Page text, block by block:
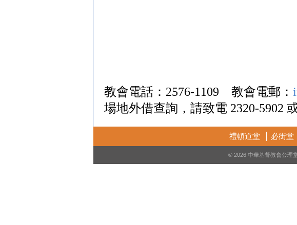
教會電話：2576-1109 教會電郵：
場地外借查詢 ， 請致電 2320-5902
禮頓道堂 必街堂
© 2026 中華基督教會公理